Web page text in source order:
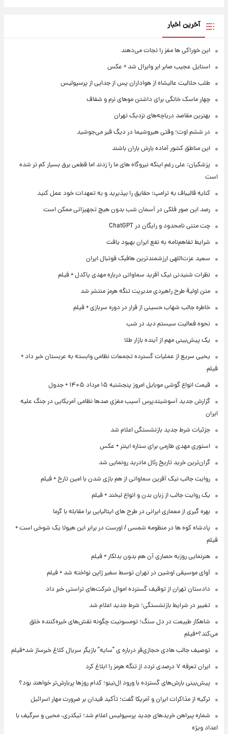
آخرین اخبار
این خوراکی ها مغز را نجات می‌دهند
استایل عجیب صابر ابر وایرال شد + عکس
طلب حلالیت عالیشاه از هواداران پس از جدایی از پرسپولیس
چهار ماسک خانگی برای داشتن موهای نرم و شفاف
بهترین مقاصد دریاچه‌های نزدیک تهران
در ششم اوت؛ وقتی هیروشیما در دیگ قیر می‌جوشید
این مناطق کشور آماده بارش باران باشند
پزشکیان: علی رغم اینکه نیروگاه های ما را زدند اما قطعی برق بسیار کم تر شده
است
کنایه قالیباف به ترامپ: حقایق را بپذیرید و به تعهدات خود عمل کنید
رصد این صور فلکی در آسمان شب بدون هیچ تجهیزاتی ممکن است
چت متنی نامحدود و رایگان در ChatGPT
شرایط تفاهم‌نامه به نفع ایران بهبود یافت
سعید عزت‌اللهی ارزشمندترین هافبک فوتبال ایران
نظرات شنیدنی نیک آفرید سماواتی درباره مهدی پاکدل + فیلم
متن اولیۀ طرح راهبردی مدیریت تنگه هرمز منتشر شد
خاطره جالب شهاب حسینی از فرار در دوره سربازی + فیلم
نحوه فعالیت سیستم دید در شب
یک پیش‌بینی مهم از آینده بازار طلا
یحیی سریع از عملیات گسترده تجمعات نظامی وابسته به عربستان خبر داد +
فیلم
قیمت انواع گوشی موبایل امروز پنجشنبه ۱۵ مرداد ۱۴۰۵ + جدول
گزارش جدید آسوشیتدپرس آسیب مغزی صدها نظامی آمریکایی در جنگ علیه
ایران
جزئیات شرط جدید بازنشستگی اعلام شد
استوری مهدی طارمی برای ستاره اینتر + عکس
گران‌ترین خرید تاریخ رئال مادرید رونمایی شد
روایت جالب نیک آفرین سماواتی از هم بازی شدن با امین تارخ + فیلم
یک روایت جالب از زبان بدن و انواع لبخند + فیلم
بهره گیری از معماری ایرانی در طرح های ایتالیایی برا مقابله با گرما
پادشاه کوه ها در منظومه شمسی / اورست در برابر این هیولا یک شوخی است +
فیلم
هنرنمایی روزبه حصاری آن هم بدون بدلکار + فیلم
آوای موسیقی اوشین در تهران توسط سفیر ژاپن نواخته شد + فیلم
دادستان تهران از توقیف گسترده اموال شرکت‌های تراستی خبر داد
تغییر در شرایط بازنشستگی؛ شرط جدید اعلام شد
شاهکار طبیعت در دل سنگ؛ تومسونیت چگونه نقش‌های خیره‌کننده خلق
می‌کند؟+فیلم
توصیف جالب هادی حجازی‌فر درباره ی "سایه" بازیگر سریال کلاغ خبرساز شد+فیلم
ایران تعرفه ۷ درصدی تردد از تنگه هرمز را ابلاغ کرد
پیش‌بینی بارش‌های گسترده با ورود ال‌نینو؛ کدام روزها پربارش‌تر خواهند بود؟
ترکیه از مذاکرات ایران و آمریکا گفت؛ تأکید فیدان بر ضرورت مهار اسرائیل
شماره پیراهن خریدهای جدید پرسپولیس اعلام شد؛ تیکدری، محبی و سرگیف با
اعداد ویژه